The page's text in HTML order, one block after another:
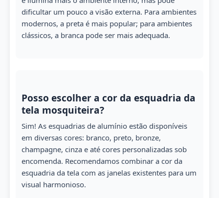
dificultar um pouco a visão externa. Para ambientes
modernos, a preta é mais popular; para ambientes
clássicos, a branca pode ser mais adequada.
Posso escolher a cor da esquadria da
tela mosquiteira?
Sim! As esquadrias de alumínio estão disponíveis
em diversas cores: branco, preto, bronze,
champagne, cinza e até cores personalizadas sob
encomenda. Recomendamos combinar a cor da
esquadria da tela com as janelas existentes para um
visual harmonioso.